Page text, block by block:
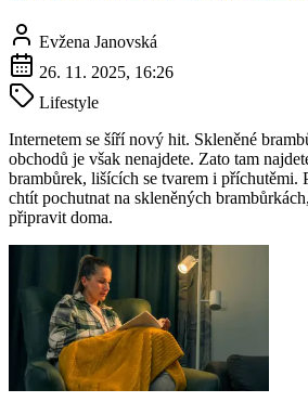
Evžena Janovská
26. 11. 2025, 16:26
Lifestyle
Internetem se šíří nový hit. Skleněné
obchodů je však nenajdete. Zato tam
brambůrek, lišících se tvarem i příchutěmi.
chtít pochutnat na skleněných
připravit doma.